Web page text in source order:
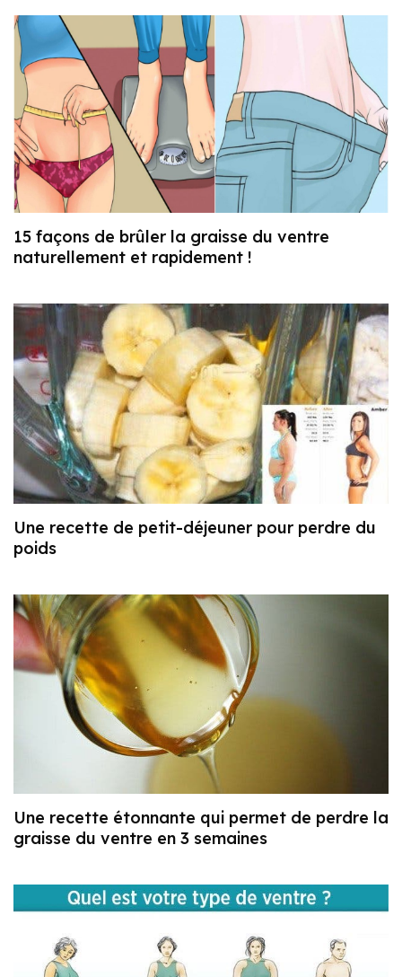
15 façons de brûler la graisse du ventre
naturellement et rapidement !
Une recette de petit-déjeuner pour perdre du
poids
Une recette étonnante qui permet de perdre la
graisse du ventre en 3 semaines